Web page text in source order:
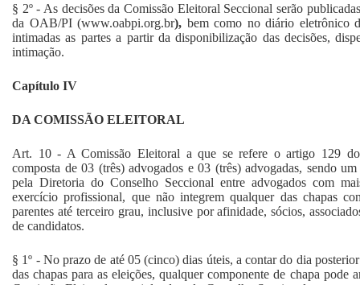
§ 2º - As decisões da Comissão Eleitoral Seccional serão
da OAB/PI (www.oabpi.org.br), bem como no diário eletrônico
intimadas as partes a partir da disponibilização das decisões,
intimação.
Capítulo IV
DA COMISSÃO ELEITORAL
Art. 10 - A Comissão Eleitoral a que se refere o artigo 129
composta de 03 (três) advogados e 03 (três) advogadas, sendo
pela Diretoria do Conselho Seccional entre advogados com
exercício profissional, que não integrem qualquer das chapas
parentes até terceiro grau, inclusive por afinidade, sócios,
de candidatos.
§ 1º - No prazo de até 05 (cinco) dias úteis, a contar do dia
das chapas para as eleições, qualquer componente de chapa pode